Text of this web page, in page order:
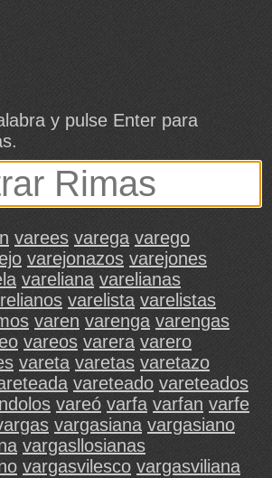
y pulse Enter para
varees varega varego
varejonazos varejones
vareliana varelianas
varelista varelistas
varen varenga varengas
vareos varera varero
vareta varetas varetazo
vareteado vareteados
vareó varfa varfan varfe
vargasiana vargasiano
vargasllosianas
vargasvilesco vargasviliana